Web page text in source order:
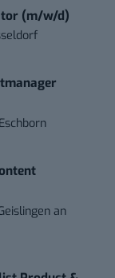
(m/w/d)
Eschborn
an